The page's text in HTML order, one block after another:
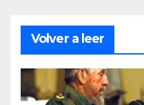
Volver a leer